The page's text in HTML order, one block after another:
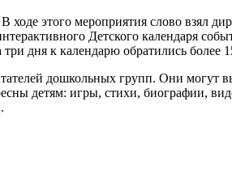
этого мероприятия слово взял
Детского календаря
дня к календарю обратились более
дошкольных групп. Они могут
детям: игры, стихи, биографии,